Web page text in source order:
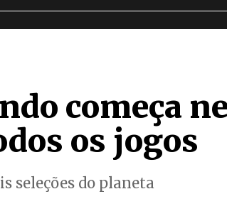
começa
os jogos
seleções do planeta